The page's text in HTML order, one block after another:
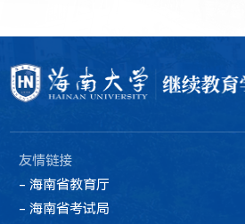
友情链接
- 海南省教育厅
- 海南省考试局